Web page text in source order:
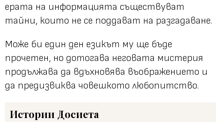
ерата на информацията съществуват
тайни, които не се поддават на разгадаване.
Може би един ден езикът му ще бъде
прочетен, но дотогава неговата мистерия
продължава да вдъхновява въображението и
да предизвиква човешкото любопитство.
Истории Досиета